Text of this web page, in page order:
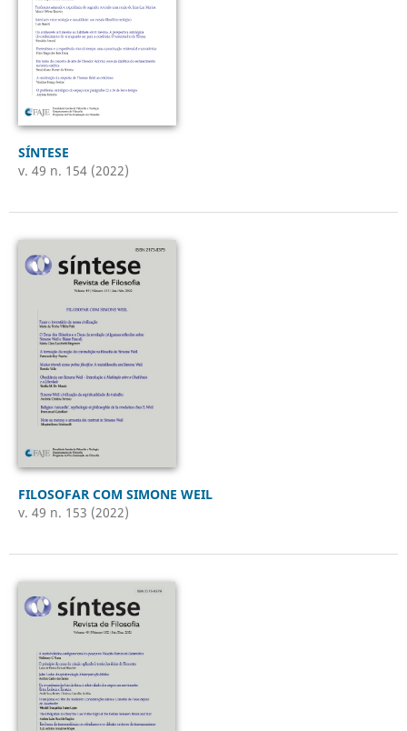
SÍNTESE
v. 49 n. 154 (2022)
FILOSOFAR COM SIMONE WEIL
v. 49 n. 153 (2022)